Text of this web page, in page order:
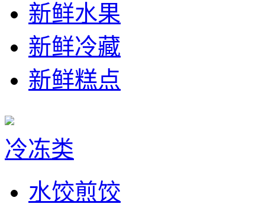
新鲜水果
新鲜冷藏
新鲜糕点
冷冻类
水饺煎饺